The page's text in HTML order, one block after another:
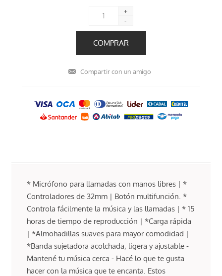
+
-
* Micrófono para llamadas con manos libres | *
Controladores de 32mm | Botón multifunción. *
Controla fácilmente la música y las llamadas | * 15
horas de tiempo de reproducción | *Carga rápida
| *Almohadillas suaves para mayor comodidad |
*Banda sujetadora acolchada, ligera y ajustable -
Mantené tu música cerca - Hacé lo que te gusta
hacer con la música que te encanta. Estos